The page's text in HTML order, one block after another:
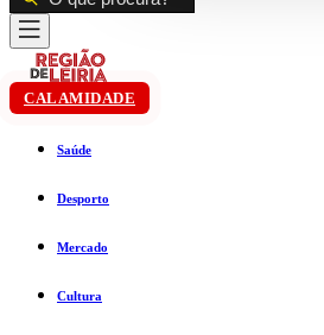
CALAMIDADE
Saúde
Desporto
Mercado
Cultura